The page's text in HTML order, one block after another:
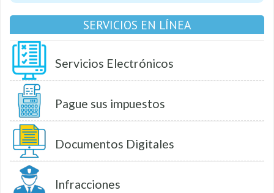
SERVICIOS EN LÍNEA
Servicios Electrónicos
Pague sus impuestos
Documentos Digitales
Infracciones